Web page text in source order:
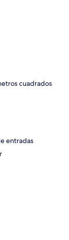
cuadrados
entradas